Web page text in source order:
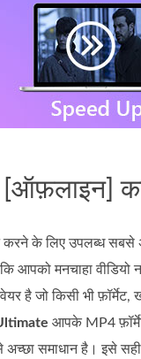
[ऑफ़लाइन]
करने के लिए उपलब्ध सबसे
मनचाहा
है जो किसी भी
आपके MP4
समाधान है। इसे